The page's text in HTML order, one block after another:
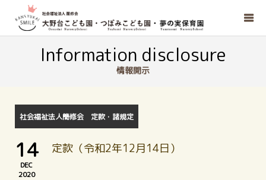
Information disclosure
情報開示
社会福祉法人簡修会 定款・諸規定
14
DEC
2020
定款（令和2年12月14日）